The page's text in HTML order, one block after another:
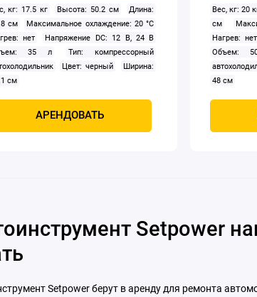
кг: 17.5 кг Высота: 50.2 см
Длина:
см
Максимальное охлаждение: 20 °C
нет
Напряжение DC: 12 В, 24 В
35 л
Тип: компрессорный
Цвет: черный
Ширина:
см
АРЕНДОВАТЬ
Вес, кг: 20
см
Нагрев: нет
Объем:
48 см
Setpower
Setpower берут в аренду для ремонта